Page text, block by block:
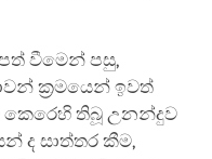
වීමෙන් පසු,
ක්‍රමයෙන් ඉවත්
කෙරෙහි තිබූ උනන්දුව
ද සාත්තර කීම,